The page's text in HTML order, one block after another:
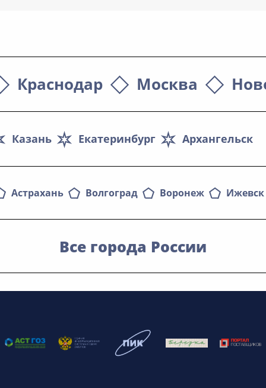
Краснодар Москва
Архангельск
Екатеринбург
Казань
Астрахань Волгоград Воронеж Ижевск
Все города России